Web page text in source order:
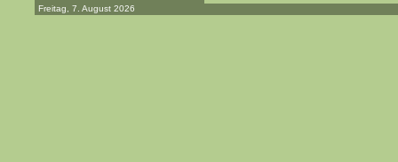
Freitag, 7. August 2026